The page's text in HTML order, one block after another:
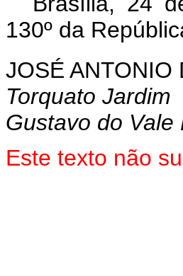
130º da
JOSÉ ANTONIO
Torquato Jardim
Gustavo do Vale
Este texto não